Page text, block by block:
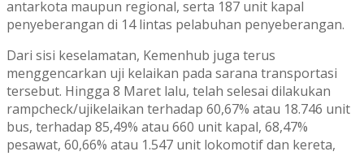
antarkota maupun regional, serta 187 unit kapal
penyeberangan di 14 lintas pelabuhan penyeberangan.
Dari sisi keselamatan, Kemenhub juga terus
menggencarkan uji kelaikan pada sarana transportasi
tersebut. Hingga 8 Maret lalu, telah selesai dilakukan
rampcheck/ujikelaikan terhadap 60,67% atau 18.746 unit
bus, terhadap 85,49% atau 660 unit kapal, 68,47%
pesawat, 60,66% atau 1.547 unit lokomotif dan kereta,